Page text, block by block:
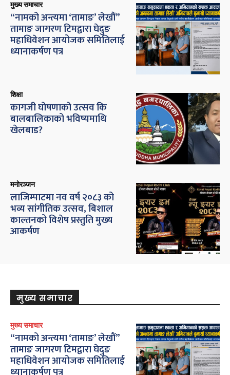
मुख्य समाचार
“नामको अन्त्यमा ‘तामाङ’ लेखौं”
तामाङ जागरण टिमद्वारा घेदुङ
महाधिवेशन आयोजक समितिलाई
ध्यानाकर्षण पत्र
शिक्षा
कागजी घोषणाको उत्सव कि
बालबालिकाको भविष्यमाथि
खेलबाड?
मनोरञ्जन
लाजिम्पाटमा नव वर्ष २०८३ को
भव्य सांगीतिक उत्सव, बिशाल
काल्तनको विशेष प्रस्तुति मुख्य
आकर्षण
मुख्य समाचार
मुख्य समाचार
“नामको अन्त्यमा ‘तामाङ’ लेखौं”
तामाङ जागरण टिमद्वारा घेदुङ
महाधिवेशन आयोजक समितिलाई